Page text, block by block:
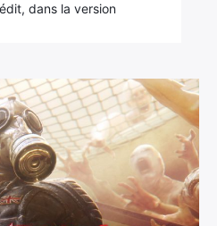
dans la version